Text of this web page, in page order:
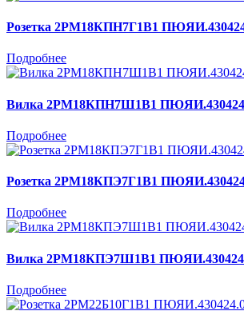
Розетка 2РМ18КПН7Г1В1
Подробнее
Вилка 2РМ18КПН7Ш1В1
Подробнее
Розетка 2РМ18КПЭ7Г1В1
Подробнее
Вилка 2РМ18КПЭ7Ш1В1
Подробнее